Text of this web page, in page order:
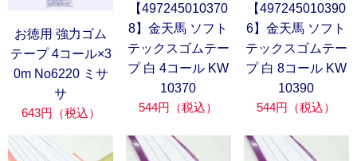
お徳用 強力ゴム
テープ 4コール×3
0m No6220 ミサ
サ
643円（税込）
【497245010370
8】金天馬 ソフト
テックスゴムテー
プ 白 4コール KW
10370
544円（税込）
【497245010390
6】金天馬 ソフト
テックスゴムテー
プ 白 8コール KW
10390
544円（税込）